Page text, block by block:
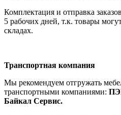
Комплектация и отправка
5 рабочих дней, т.к. товары
складах.
Транспортная компания
Мы рекомендуем отгружать
транспортными компаниями:
Байкал Сервис.